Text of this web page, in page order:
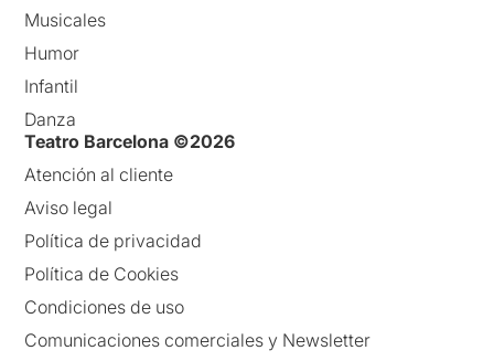
Musicales
Humor
Infantil
Danza
Teatro Barcelona ©2026
Atención al cliente
Aviso legal
Política de privacidad
Política de Cookies
Condiciones de uso
Comunicaciones comerciales y Newsletter